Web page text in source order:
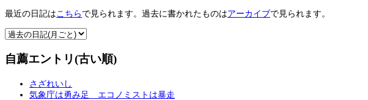
最近の日記はこちら で見られます。過去に書かれたものはアーカイブで見られます。
自薦エントリ(古い順)
さざれいし
気象庁は勇み足 エコノミストは暴走